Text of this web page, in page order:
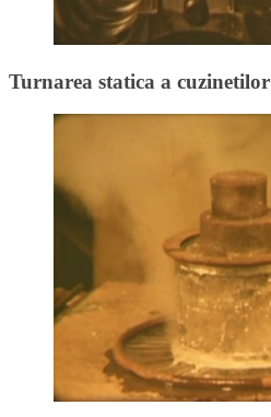
Turnarea statica a cuzinetilor